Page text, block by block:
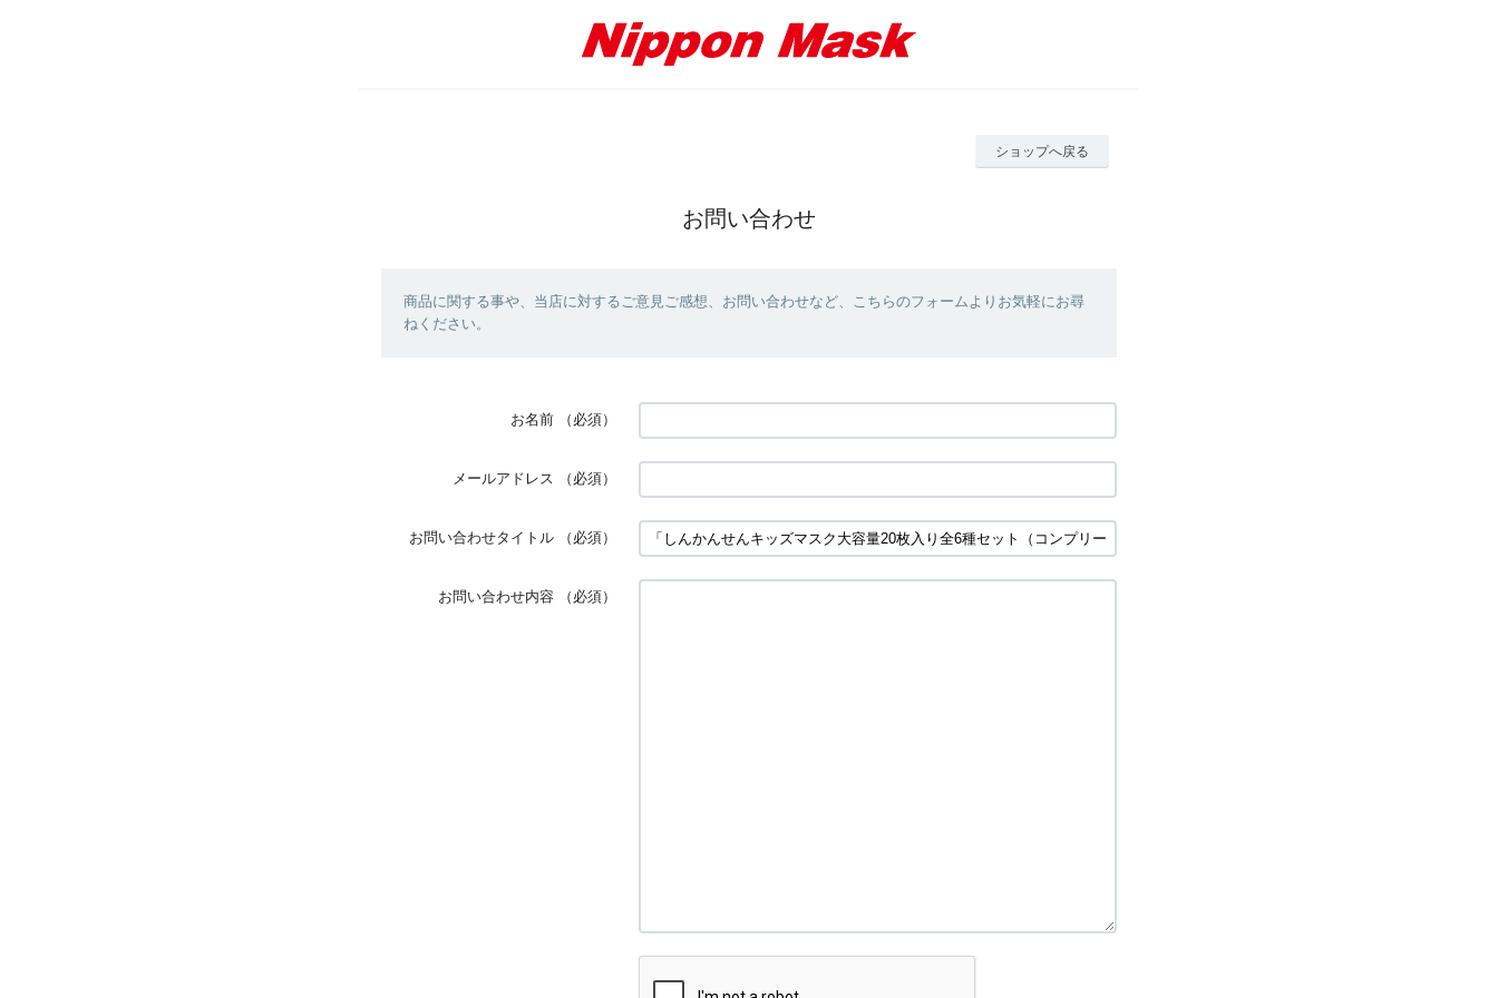
ショップへ戻る
お問い合わせ
商品に関する事や、当店に対するご意見ご感想、お問い合わせなど、こちらのフォームよりお気軽にお尋
ねください。
お名前 （必須）
メールアドレス （必須）
お問い合わせタイトル （必須）
お問い合わせ内容 （必須）